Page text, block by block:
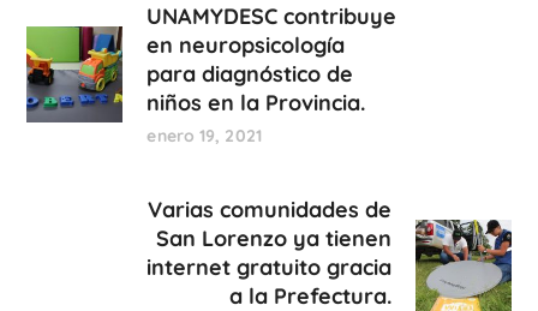
UNAMYDESC contribuye
en neuropsicología
para diagnóstico de
niños en la Provincia.
enero 19, 2021
Varias comunidades de
San Lorenzo ya tienen
internet gratuito gracia
a la Prefectura.